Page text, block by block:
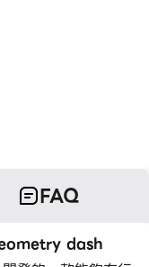
FAQ
dash